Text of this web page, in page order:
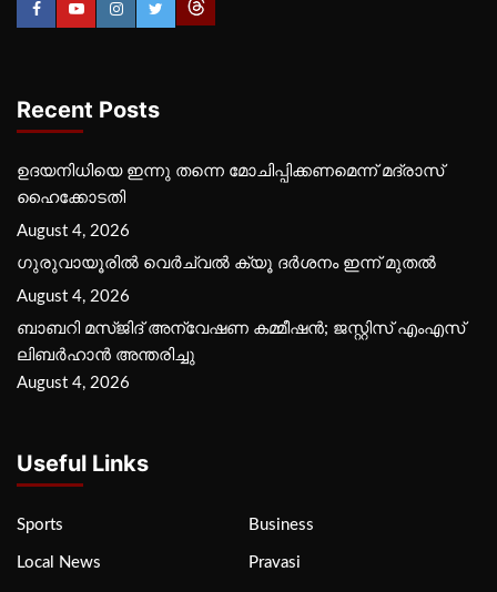
Recent Posts
ഉദയനിധിയെ ഇന്നു തന്നെ മോചിപ്പിക്കണമെന്ന് മദ്രാസ്
ഹൈക്കോടതി
August 4, 2026
ഗുരുവായൂരില്‍ വെര്‍ച്വല്‍ ക്യൂ ദര്‍ശനം ഇന്ന് മുതല്‍
August 4, 2026
ബാബറി മസ്ജിദ് അന്വേഷണ കമ്മീഷന്‍; ജസ്റ്റിസ് എംഎസ്
ലിബര്‍ഹാന്‍ അന്തരിച്ചു
August 4, 2026
Useful Links
Sports Business
Local News Pravasi